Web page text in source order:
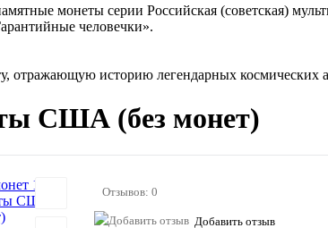
монеты серии Российская (советская)
человечки».
историю легендарных космических
США (без монет)
Отзывов: 0
Добавить отзыв